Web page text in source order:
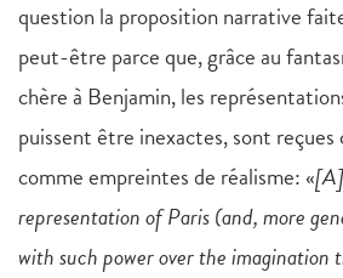
question la proposition narrative
peut-être parce que, grâce au
chère à Benjamin, les
puissent être inexactes, sont
comme empreintes de réalisme: «
representation of Paris (and, more
with such power over the